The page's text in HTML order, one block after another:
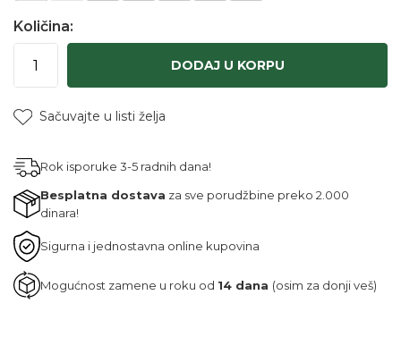
Količina:
DODAJ U KORPU
Sačuvajte u listi želja
Rok isporuke 3-5 radnih dana!
Besplatna dostava za sve porudžbine preko 2.000
dinara!
Sigurna i jednostavna online kupovina
Mogućnost zamene u roku od 14 dana (osim za donji veš)